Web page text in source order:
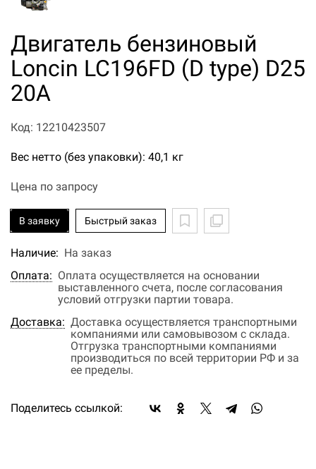
Двигатель бензиновый
Loncin LC196FD (D type) D25
20A
Код: 12210423507
Вес нетто (без упаковки): 40,1 кг
Цена по запросу
В заявку Быстрый заказ
Наличие: На заказ
Оплата: Оплата осуществляется на основании
выставленного счета, после согласования
условий отгрузки партии товара.
Доставка: Доставка осуществляется транспортными
компаниями или самовывозом с склада.
Отгрузка транспортными компаниями
производиться по всей территории РФ и за
ее пределы.
Поделитесь ссылкой: